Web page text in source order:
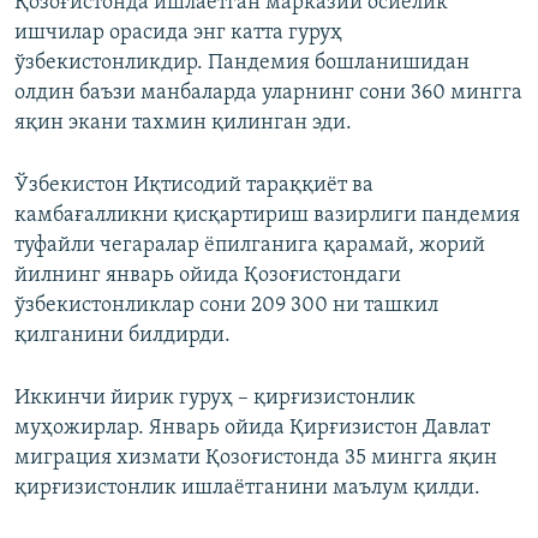
ишчилар орасида энг катта гуруҳ
ўзбекистонликдир. Пандемия бошланишидан
олдин баъзи манбаларда уларнинг сони 360 мингга
яқин экани тахмин қилинган эди.
Ўзбекистон Иқтисодий тараққиёт ва
камбағалликни қисқартириш вазирлиги пандемия
туфайли чегаралар ёпилганига қарамай, жорий
йилнинг январь ойида Қозоғистондаги
ўзбекистонликлар сони 209 300 ни ташкил
қилганини билдирди.
Иккинчи йирик гуруҳ – қирғизистонлик
муҳожирлар. Январь ойида Қирғизистон Давлат
миграция хизмати Қозоғистонда 35 мингга яқин
қирғизистонлик ишлаётганини маълум қилди.